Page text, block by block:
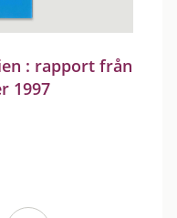
: rapport från
1997